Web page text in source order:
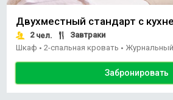
Двухместный стандарт с
2чел.
Завтраки
Шкаф • 2-спальная кровать •
Забронировать